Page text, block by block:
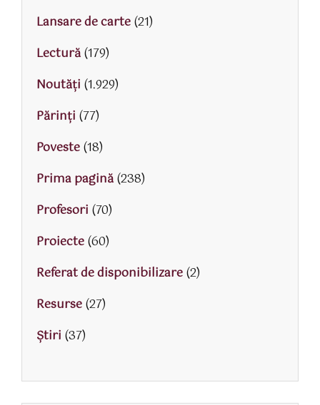
Lansare de carte(21)
Lectură(179)
Noutăți (1.929)
Părinţi (77)
Poveste(18)
Prima pagină(238)
Profesori (70)
Proiecte(60)
Referat de disponibilizare(2)
Resurse(27)
Știri (37)